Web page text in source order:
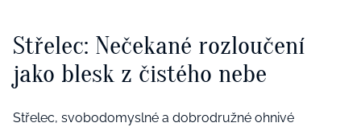
Střelec: Nečekané rozloučení
jako blesk z čistého nebe
Střelec, svobodomyslné a dobrodružné ohnivé